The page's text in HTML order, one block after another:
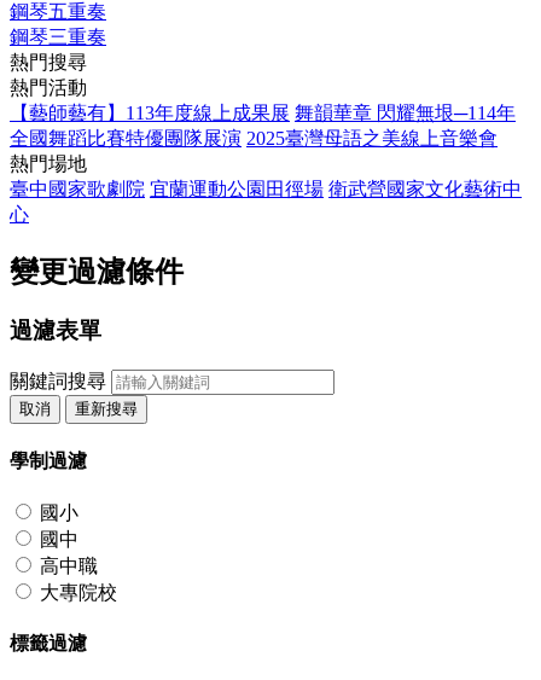
鋼琴五重奏
鋼琴三重奏
熱門搜尋
熱門活動
【藝師藝有】113年度線上成果展 舞韻華章 閃耀無垠─114年
全國舞蹈比賽特優團隊展演 2025臺灣母語之美線上音樂會
熱門場地
臺中國家歌劇院 宜蘭運動公園田徑場 衛武營國家文化藝術中
心
變更過濾條件
過濾表單
關鍵詞搜尋
取消 重新搜尋
學制過濾
國小
國中
高中職
大專院校
標籤過濾